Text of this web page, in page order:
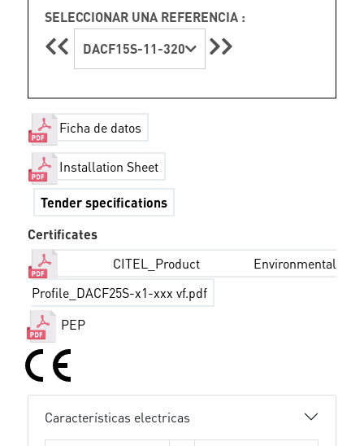
SELECCIONAR UNA REFERENCIA :
DACF15S-11-320
Ficha de datos
Installation Sheet
Tender specifications
Certificates
CITEL_Product Environmental
Profile_DACF25S-x1-xxx vf.pdf
PEP
Características electricas